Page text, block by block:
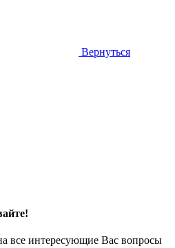
Вернуться
все интересующие Вас вопросы